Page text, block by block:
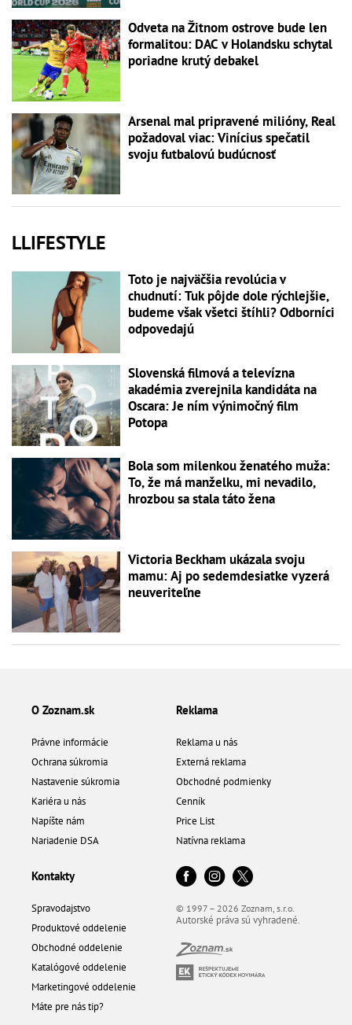
Odveta na Žitnom ostrove bude len
formalitou: DAC v Holandsku schytal
poriadne krutý debakel
Arsenal mal pripravené milióny, Real
požadoval viac: Vinícius spečatil
svoju futbalovú budúcnosť
LLIFESTYLE
Toto je najväčšia revolúcia v
chudnutí: Tuk pôjde dole rýchlejšie,
budeme však všetci štíhli? Odborníci
odpovedajú
Slovenská filmová a televízna
akadémia zverejnila kandidáta na
Oscara: Je ním výnimočný film
Potopa
Bola som milenkou ženatého muža:
To, že má manželku, mi nevadilo,
hrozbou sa stala táto žena
Victoria Beckham ukázala svoju
mamu: Aj po sedemdesiatke vyzerá
neuveriteľne
O Zoznam.sk
Právne informácie
Ochrana súkromia
Nastavenie súkromia
Kariéra u nás
Napíšte nám
Nariadenie DSA
Reklama
Reklama u nás
Externá reklama
Obchodné podmienky
Cenník
Price List
Natívna reklama
Kontakty
Spravodajstvo
Produktové oddelenie
Obchodné oddelenie
Katalógové oddelenie
Marketingové oddelenie
Máte pre nás tip?
© 1997 – 2026 Zoznam, s.r.o.
Autorské práva sú vyhradené.